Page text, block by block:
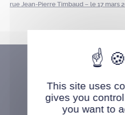
rue Jean-Pierre Timbaud – le 17 mars
This site uses
gives you
you want to